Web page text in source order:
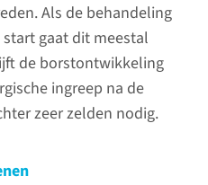
Als de behandeling
gaat dit meestal
de borstontwikkeling
ingreep na de
zeer zelden nodig.
start bij
8 en 12 jaar
de 10 en
een klier
die veel
ook de